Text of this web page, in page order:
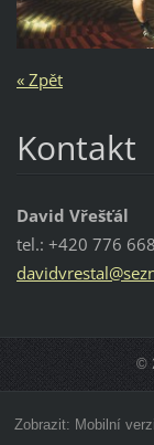
« Zpět
Kontakt
David Vřešťál
tel.: +420 776
davidvrestal@sez
©
Zobrazit: Mobilní verzi